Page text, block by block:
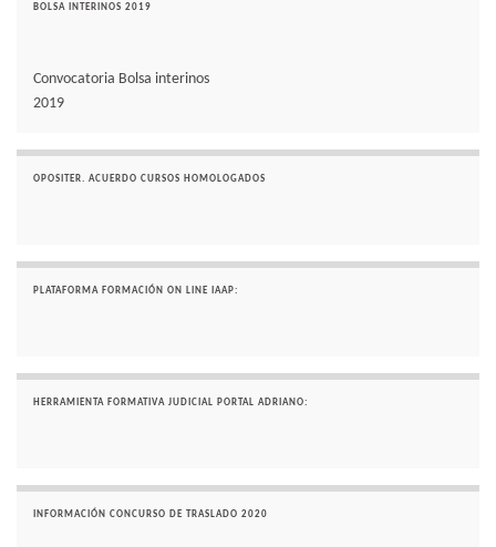
BOLSA INTERINOS 2019
Convocatoria Bolsa interinos
2019
OPOSITER. ACUERDO CURSOS HOMOLOGADOS
PLATAFORMA FORMACIÓN ON LINE IAAP:
HERRAMIENTA FORMATIVA JUDICIAL PORTAL ADRIANO:
INFORMACIÓN CONCURSO DE TRASLADO 2020